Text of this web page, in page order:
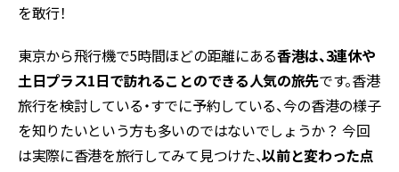
を敢行！
東京から飛行機で5時間ほどの距離にある香港は、3連休や
土日プラス1日で訪れることのできる人気の旅先です。香港
旅行を検討している・すでに予約している、今の香港の様子
を知りたいという方も多いのではないでしょうか？ 今回
は実際に香港を旅行してみて見つけた、以前と変わった点